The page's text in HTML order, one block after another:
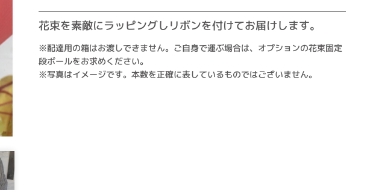
花束を素敵にラッピングしリボンを付けてお届けします。
※配達用の箱はお渡しできません。ご自身で運ぶ場合は、オプションの花束固定
段ボールをお求めください。
※写真はイメージです。本数を正確に表しているものではございません。